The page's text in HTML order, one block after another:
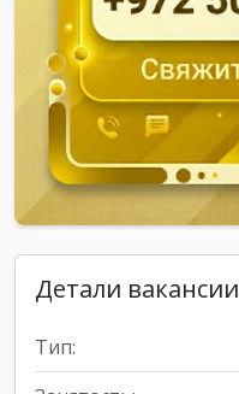
Детали вакансии
Тип: